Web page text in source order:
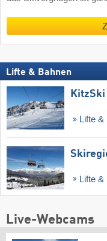
Lifte & Bahnen
Lifte &
Lifte &
Live-Webcams